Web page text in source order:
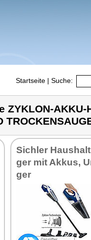
Startseite | Suche:
AKKU-
Sich­ler
ger mit Ak­kus,
ger